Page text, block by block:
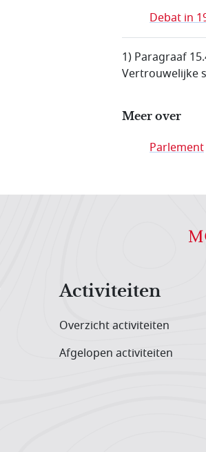
Debat in
1) Paragraaf
Vertrouwelijke
Meer over
Parlement
Activiteiten
Overzicht activiteiten
Afgelopen activiteiten